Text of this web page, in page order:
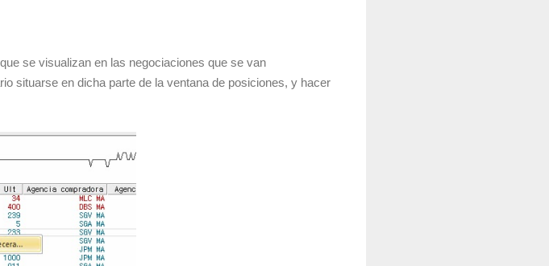
se visualizan en las negociaciones que se van
situarse en dicha parte de la ventana de posiciones, y hacer